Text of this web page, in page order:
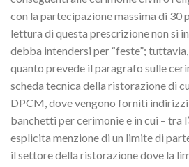
con la partecipazione massima di 30
lettura di questa prescrizione non si
debba intendersi per “feste”;
quanto prevede il paragrafo sulle
scheda tecnica della ristorazione di
DPCM, dove vengono forniti
banchetti per cerimonie e in cui – tra
esplicita menzione di un limite di
il settore della ristorazione dove la